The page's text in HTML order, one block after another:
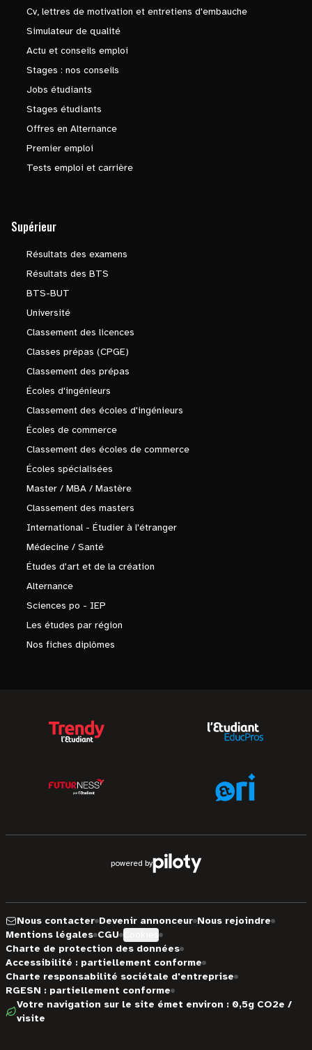
Cv, lettres de motivation et entretiens d'embauche
Simulateur de qualité
Actu et conseils emploi
Stages : nos conseils
Jobs étudiants
Stages étudiants
Offres en Alternance
Premier emploi
Tests emploi et carrière
Supérieur
Résultats des examens
Résultats des BTS
BTS-BUT
Université
Classement des licences
Classes prépas (CPGE)
Classement des prépas
Écoles d'ingénieurs
Classement des écoles d'ingénieurs
Écoles de commerce
Classement des écoles de commerce
Écoles spécialisées
Master / MBA / Mastère
Classement des masters
International - Étudier à l'étranger
Médecine / Santé
Études d'art et de la création
Alternance
Sciences po - IEP
Les études par région
Nos fiches diplômes
powered by
Nous contacter Devenir annonceur Nous rejoindre
Mentions légales CGU
Charte de protection des données
Accessibilité : partiellement conforme
Charte responsabilité sociétale d'entreprise
RGESN : partiellement conforme
Votre navigation sur le site émet environ : 0,5g CO2e /
visite